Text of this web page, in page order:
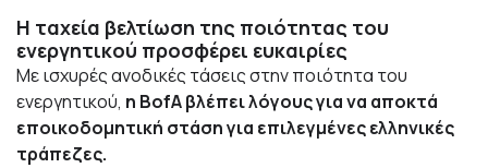
Η ταχεία βελτίωση της ποιότητας του
ενεργητικού προσφέρει ευκαιρίες
Με ισχυρές ανοδικές τάσεις στην ποιότητα του
ενεργητικού, η BofA βλέπει λόγους για να αποκτά
εποικοδομητική στάση για επιλεγμένες ελληνικές
τράπεζες.